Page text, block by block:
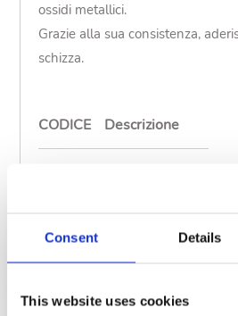
Consent Details
This website uses cookies
ossidi metallici.
Grazie alla sua consistenza,
schizza.
CODICE Descrizione